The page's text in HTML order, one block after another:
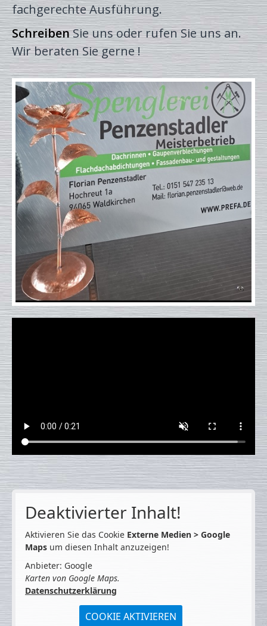
fachgerechte Ausführung.
SchreibenSie uns oder rufen Sie uns an.
Wir beraten Sie gerne !
Deaktivierter Inhalt!
Aktivieren Sie das Cookie Externe Medien > Google
Maps um diesen Inhalt anzuzeigen!
Anbieter: Google
Karten von Google Maps.
Datenschutzerklärung
COOKIE AKTIVIEREN